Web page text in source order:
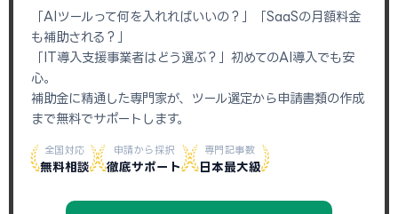
「AIツールって何を入れればいいの？」「SaaSの月額料金
も補助される？」
「IT導入支援事業者はどう選ぶ？」初めてのAI導入でも安
心。
補助金に精通した専門家が、ツール選定から申請書類の作成
まで無料でサポートします。
全国対応
無料相談
申請から採択
徹底サポート
専門記事数
日本最大級